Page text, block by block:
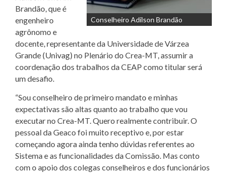
Conselheiro Adilson Brandão
Brandão, que é
engenheiro
agrônomo e
docente, representante da Universidade de Várzea
Grande (Univag) no Plenário do Crea-MT, assumir a
coordenação dos trabalhos da CEAP como titular será
um desafio.
“Sou conselheiro de primeiro mandato e minhas
expectativas são altas quanto ao trabalho que vou
executar no Crea-MT. Quero realmente contribuir. O
pessoal da Geaco foi muito receptivo e, por estar
começando agora ainda tenho dúvidas referentes ao
Sistema e as funcionalidades da Comissão. Mas conto
com o apoio dos colegas conselheiros e dos funcionários